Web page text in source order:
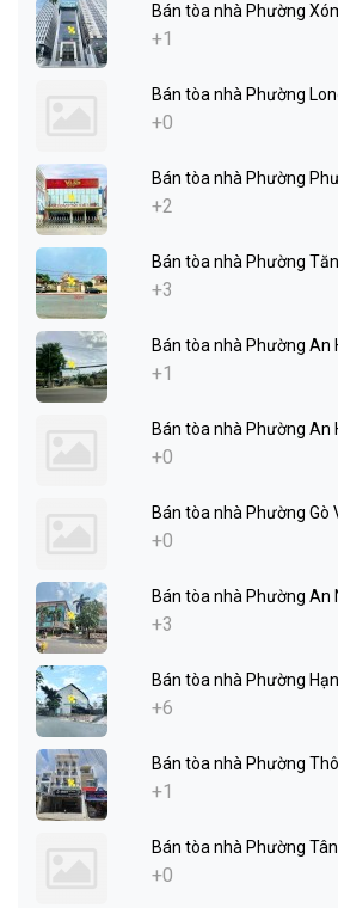
Bán tòa nhà Phường
+1
Bán tòa nhà Phường
+0
Bán tòa nhà Phường
+2
Bán tòa nhà Phường
+3
Bán tòa nhà Phường An
+1
Bán tòa nhà Phường An
+0
Bán tòa nhà Phường Gò
+0
Bán tòa nhà Phường An
+3
Bán tòa nhà Phường
+6
Bán tòa nhà Phường
+1
Bán tòa nhà Phường
+0